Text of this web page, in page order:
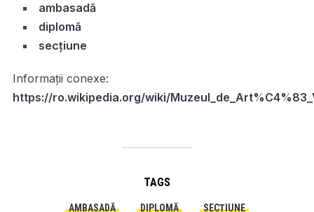
ambasadă
diplomă
secțiune
Informații conexe:
https://ro.wikipedia.org/wiki/
TAGS
AMBASADĂ DIPLOMĂ SECȚIUNE